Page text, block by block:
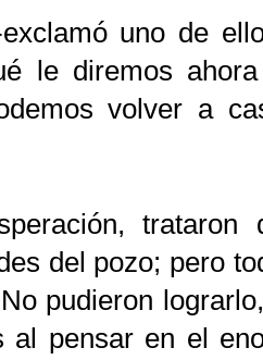
uno de
le diremos
volver a
trataron
del pozo; pero
pudieron
al pensar en el